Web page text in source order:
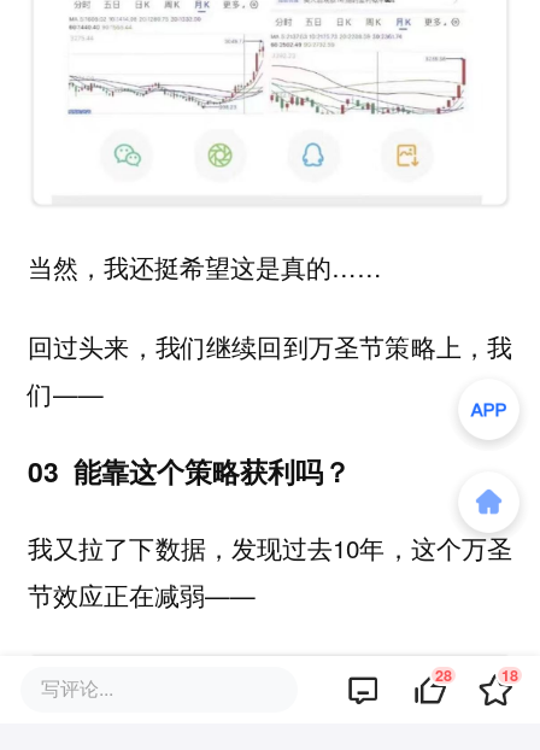
当然，我还挺希望这是真的……
回过头来，我们继续回到万圣节策略上，我
们——
03 能靠这个策略获利吗？
我又拉了下数据，发现过去10年，这个万圣
节效应正在减弱——
写评论... 28 18